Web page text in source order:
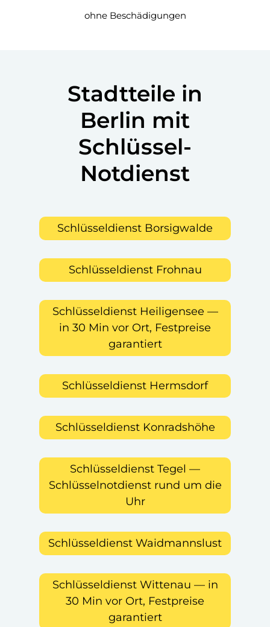
ohne Beschädigungen
Stadtteile in
Berlin mit
Schlüssel-
Notdienst
Schlüsseldienst Borsigwalde
Schlüsseldienst Frohnau
Schlüsseldienst Heiligensee —
in 30 Min vor Ort, Festpreise
garantiert
Schlüsseldienst Hermsdorf
Schlüsseldienst Konradshöhe
Schlüsseldienst Tegel —
Schlüsselnotdienst rund um die
Uhr
Schlüsseldienst Waidmannslust
Schlüsseldienst Wittenau — in
30 Min vor Ort, Festpreise
garantiert